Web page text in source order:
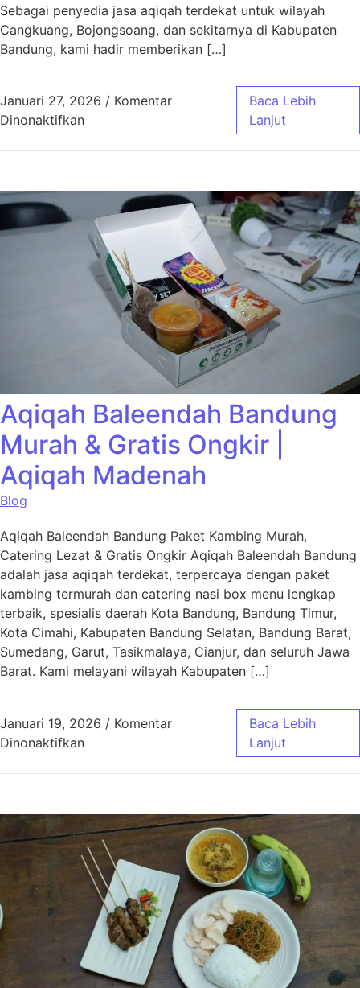
Sebagai penyedia jasa aqiqah terdekat untuk wilayah
Cangkuang, Bojongsoang, dan sekitarnya di Kabupaten
Bandung, kami hadir memberikan […]
Januari 27, 2026 / Komentar
Dinonaktifkanpada Aqiqah Cangkuang Bandung Terdekat
Baca Lebih
Lanjut
Aqiqah Baleendah Bandung
Murah & Gratis Ongkir |
Aqiqah Madenah
Blog
Aqiqah Baleendah Bandung Paket Kambing Murah,
Catering Lezat & Gratis Ongkir Aqiqah Baleendah Bandung
adalah jasa aqiqah terdekat, terpercaya dengan paket
kambing termurah dan catering nasi box menu lengkap
terbaik, spesialis daerah Kota Bandung, Bandung Timur,
Kota Cimahi, Kabupaten Bandung Selatan, Bandung Barat,
Sumedang, Garut, Tasikmalaya, Cianjur, dan seluruh Jawa
Barat. Kami melayani wilayah Kabupaten […]
Januari 19, 2026 / Komentar
Dinonaktifkanpada Aqiqah Baleendah Bandung Murah &
Baca Lebih
Lanjut